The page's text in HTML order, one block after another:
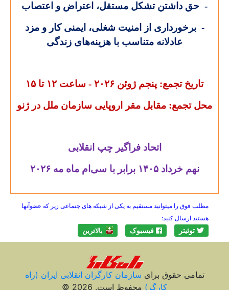
- حق داشتن تشکل مستقل، اعتراض و اعتصاب
- برخورداری از امنیت شغلی، ایمنی کار و مزد
عادلانه متناسب با هزینه‌های زندگی
تاریخ تجمع: پنجم ژوئن ۲۰۲۶ - ساعت ۱۲ تا ۱۵
محل تجمع: مقابل مقر اروپایی سازمان ملل در ژنو
اتحاد فراگیر چپ انقلابی
نهم خرداد۱۴۰۵ برابر با سی‌ام ماه مه۲۰۲۶
مطلب فوق را میتوانید مستقیم به یکی از شبکه های جتماعی زیر که عضوآنها
هستید ارسال کنید:
توئیتر فیسبوک بالاترين
تمامی حقوق برای سازمان کارگران انقلابی ايران (راه
کارگر) محفوظ است. 2026 ©